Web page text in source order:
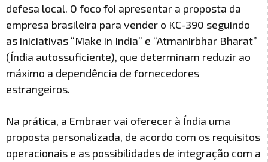
defesa local. O foco foi apresentar a proposta da
empresa brasileira para vender o KC-390 seguindo
as iniciativas “Make in India” e “Atmanirbhar Bharat”
(Índia autossuficiente), que determinam reduzir ao
máximo a dependência de fornecedores
estrangeiros.
Na prática, a Embraer vai oferecer à Índia uma
proposta personalizada, de acordo com os requisitos
operacionais e as possibilidades de integração com a